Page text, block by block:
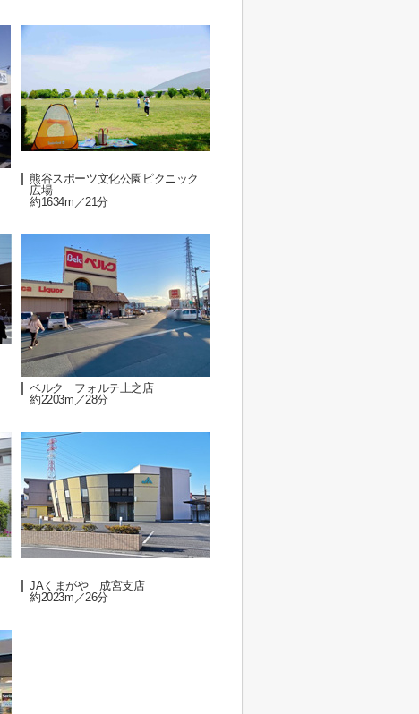
熊谷スポーツ文化公園ピクニック
広場
約1634m／21分
ベルク フォルテ上之店
約2203m／28分
JAくまがや 成宮支店
約2023m／26分